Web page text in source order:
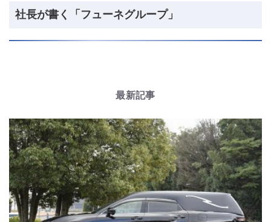
社長が書く「フューネグループ」
最新記事